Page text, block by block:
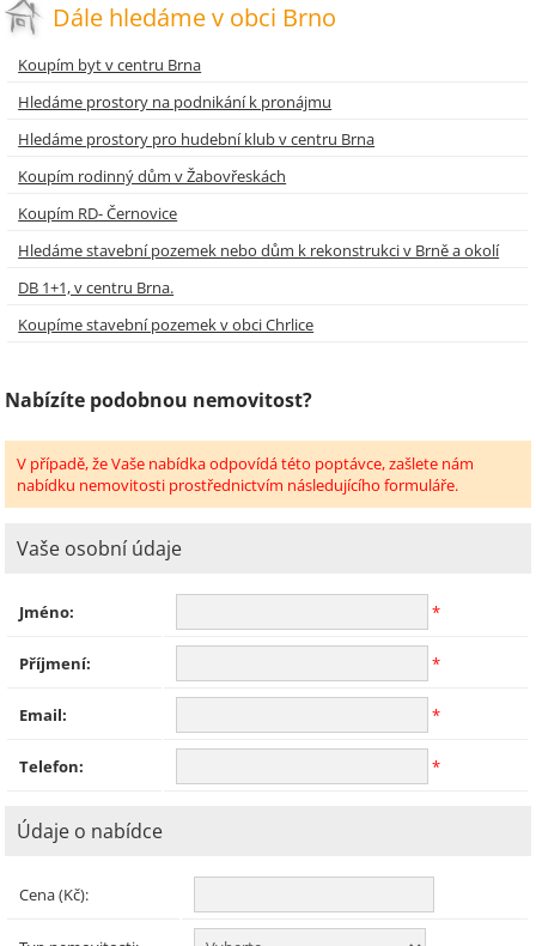
Dále hledáme v obci Brno
Koupím byt v centru Brna
Hledáme prostory na podnikání k pronájmu
Hledáme prostory pro hudební klub v centru Brna
Koupím rodinný dům v Žabovřeskách
Koupím RD- Černovice
Hledáme stavební pozemek nebo dům k rekonstrukci v Brně a okolí
DB 1+1, v centru Brna.
Koupíme stavební pozemek v obci Chrlice
Nabízíte podobnou nemovitost?
V případě, že Vaše nabídka odpovídá této poptávce, zašlete nám
nabídku nemovitosti prostřednictvím následujícího formuláře.
Vaše osobní údaje
Jméno: *
Příjmení: *
Email: *
Telefon: *
Údaje o nabídce
Cena (Kč):